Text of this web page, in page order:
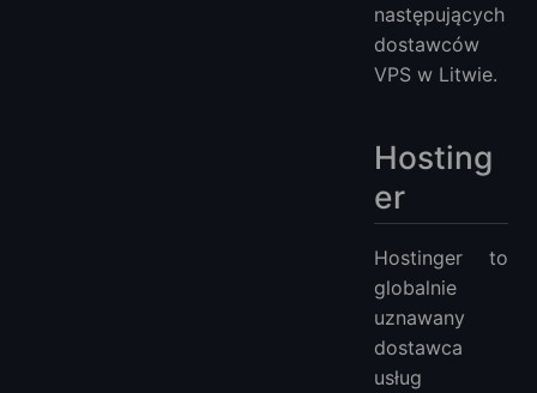
VPS w Afryce
następujących
dostawców
VPS w Litwie.
Hosting
er
Hostinger to
globalnie
uznawany
dostawca
usług